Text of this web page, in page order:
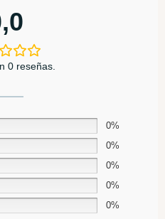
0 reseñas.
0%
0%
0%
0%
0%